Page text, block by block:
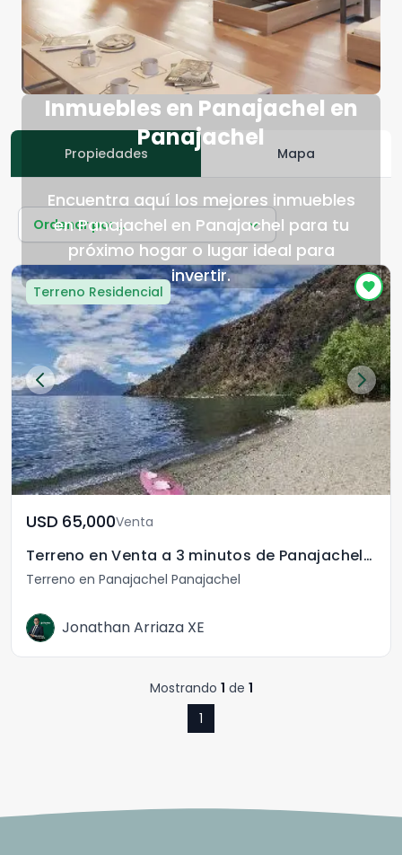
Inmuebles en Panajachel en
Panajachel
Encuentra aquí los mejores inmuebles
en Panajachel en Panajachel para tu
próximo hogar o lugar ideal para
invertir.
Propiedades Mapa
Ordenar por...
Terreno Residencial
USD	65,000Venta
Terreno en Venta a 3 minutos de Panajachel Solola
Terreno en Panajachel Panajachel
Jonathan Arriaza XE
Mostrando 1 de 1
1